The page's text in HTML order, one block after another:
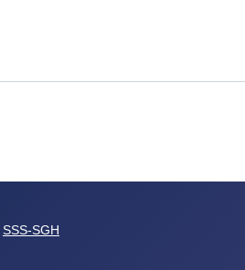
SSS-SGH